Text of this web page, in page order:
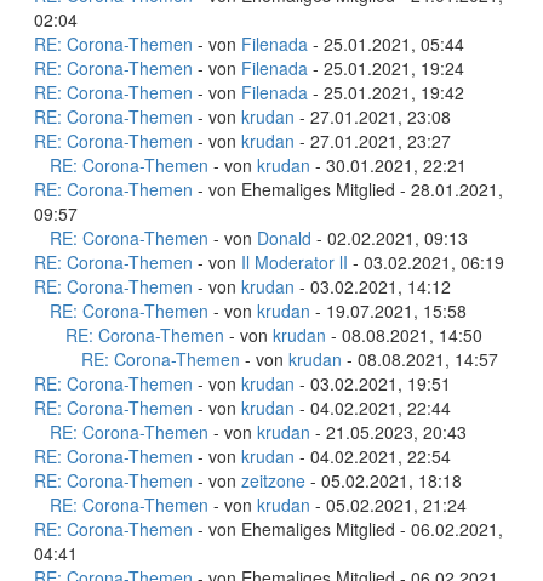
02:04
RE: Corona-Themen - von Filenada - 25.01.2021, 05:44
RE: Corona-Themen - von Filenada - 25.01.2021, 19:24
RE: Corona-Themen - von Filenada - 25.01.2021, 19:42
RE: Corona-Themen - von krudan - 27.01.2021, 23:08
RE: Corona-Themen - von krudan - 27.01.2021, 23:27
RE: Corona-Themen - von krudan - 30.01.2021, 22:21
RE: Corona-Themen - von Ehemaliges Mitglied - 28.01.2021,
09:57
RE: Corona-Themen - von Donald - 02.02.2021, 09:13
RE: Corona-Themen - von Il Moderator lI - 03.02.2021, 06:19
RE: Corona-Themen - von krudan - 03.02.2021, 14:12
RE: Corona-Themen - von krudan - 19.07.2021, 15:58
RE: Corona-Themen - von krudan - 08.08.2021, 14:50
RE: Corona-Themen - von krudan - 08.08.2021, 14:57
RE: Corona-Themen - von krudan - 03.02.2021, 19:51
RE: Corona-Themen - von krudan - 04.02.2021, 22:44
RE: Corona-Themen - von krudan - 21.05.2023, 20:43
RE: Corona-Themen - von krudan - 04.02.2021, 22:54
RE: Corona-Themen - von zeitzone - 05.02.2021, 18:18
RE: Corona-Themen - von krudan - 05.02.2021, 21:24
RE: Corona-Themen - von Ehemaliges Mitglied - 06.02.2021,
04:41